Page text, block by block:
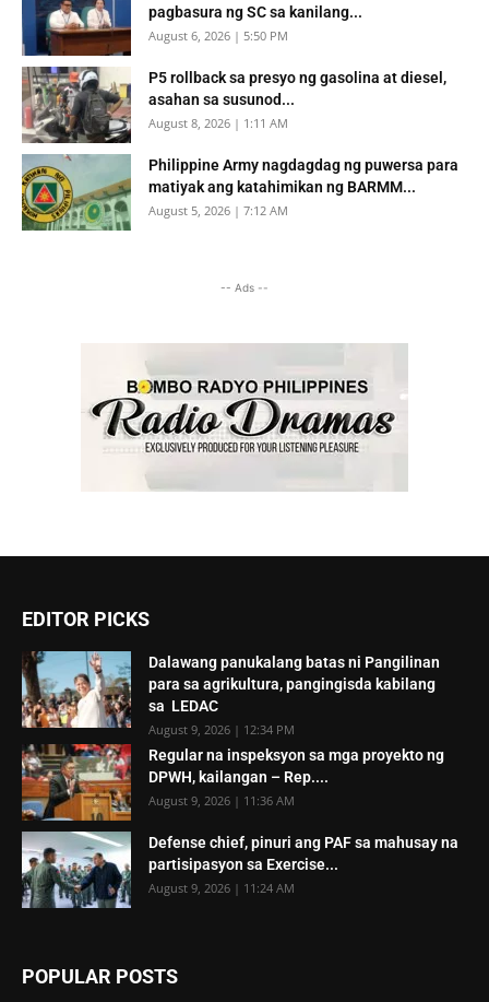
pagbasura ng SC sa kanilang...
August 6, 2026 | 5:50 PM
P5 rollback sa presyo ng gasolina at diesel,
asahan sa susunod...
August 8, 2026 | 1:11 AM
Philippine Army nagdagdag ng puwersa para
matiyak ang katahimikan ng BARMM...
August 5, 2026 | 7:12 AM
-- Ads --
EDITOR PICKS
Dalawang panukalang batas ni Pangilinan
para sa agrikultura, pangingisda kabilang
sa LEDAC
August 9, 2026 | 12:34 PM
Regular na inspeksyon sa mga proyekto ng
DPWH, kailangan – Rep....
August 9, 2026 | 11:36 AM
Defense chief, pinuri ang PAF sa mahusay na
partisipasyon sa Exercise...
August 9, 2026 | 11:24 AM
POPULAR POSTS